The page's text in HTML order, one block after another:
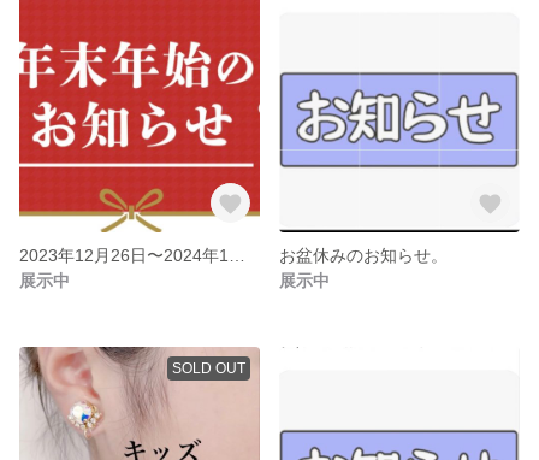
展示中
お盆休みのお知らせ。
展示中
SOLD OUT